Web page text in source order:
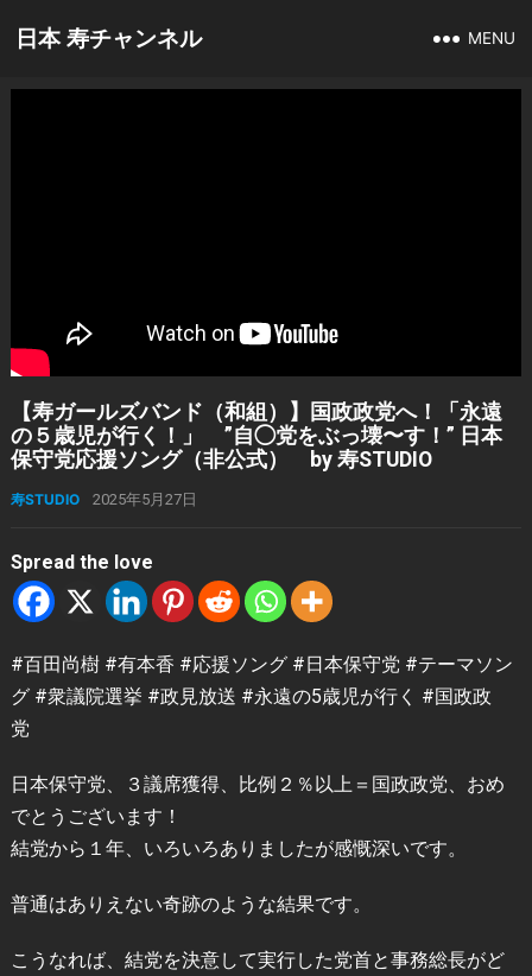
日本 寿チャンネル MENU
【寿ガールズバンド（和組）】国政政党へ！「永遠
の５歳児が行く！」 ”自◯党をぶっ壊〜す！” 日本
保守党応援ソング（非公式） by 寿STUDIO
寿STUDIO 2025年5月27日
Spread the love
#百田尚樹 #有本香 #応援ソング #日本保守党 #テーマソン
グ #衆議院選挙 #政見放送 #永遠の5歳児が行く #国政政
党
日本保守党、３議席獲得、比例２％以上＝国政政党、おめ
でとうございます！
結党から１年、いろいろありましたが感慨深いです。
普通はありえない奇跡のような結果です。
こうなれば、結党を決意して実行した党首と事務総長がど